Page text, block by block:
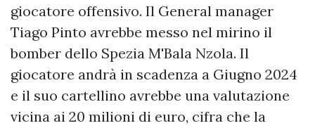
giocatore offensivo. Il General manager
Tiago Pinto avrebbe messo nel mirino il
bomber dello Spezia M'Bala Nzola. Il
giocatore andrà in scadenza a Giugno 2024
e il suo cartellino avrebbe una valutazione
vicina ai 20 milioni di euro, cifra che la